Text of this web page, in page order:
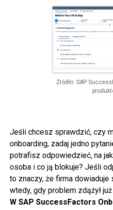
Źródło: SAP
Jeśli chcesz sprawdzić, czy
onboarding, zadaj jedno
potrafisz odpowiedzieć, na
osoba i co ją blokuje? Jeśli
to znaczy, że firma
wtedy, gdy problem zdążył
W SAP SuccessFactors